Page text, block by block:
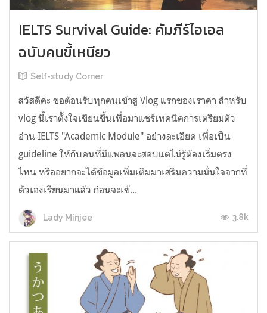
IELTS Survival Guide: คัมภีร์ไอเอล
ฉบับคนขี้เหนียว
Self-study Corner
สวัสดีค่ะ ขอต้อนรับทุกคนเข้าสู่ Vlog แรกของเราค่า สำหรับ
vlog นี้เราตั้งใจเขียนขึ้นเพื่อมาแชร์เทคนิคการเตรียมตัว
อ่าน IELTS "Academic Module" อย่างละเอียด เพื่อเป็น
guideline ให้กับคนที่มีแพลนจะสอบแต่ไม่รู้ต้องเริ่มตรง
ไหน หรืออยากจะได้ข้อมูลเพิ่มเติมมาเสริมความมั่นใจจากที่
ตัวเองเรียนมาแล้ว ก่อนจะเข้...
Lady Minjee 3.8k